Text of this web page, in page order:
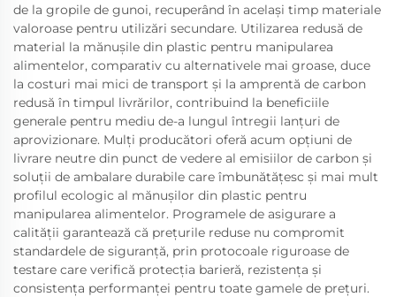
de la gropile de gunoi, recuperând în același timp materiale
valoroase pentru utilizări secundare. Utilizarea redusă de
material la mănușile din plastic pentru manipularea
alimentelor, comparativ cu alternativele mai groase, duce
la costuri mai mici de transport și la amprentă de carbon
redusă în timpul livrărilor, contribuind la beneficiile
generale pentru mediu de-a lungul întregii lanțuri de
aprovizionare. Mulți producători oferă acum opțiuni de
livrare neutre din punct de vedere al emisiilor de carbon și
soluții de ambalare durabile care îmbunătățesc și mai mult
profilul ecologic al mănușilor din plastic pentru
manipularea alimentelor. Programele de asigurare a
calității garantează că prețurile reduse nu compromit
standardele de siguranță, prin protocoale riguroase de
testare care verifică protecția barieră, rezistența și
consistența performanței pentru toate gamele de prețuri.